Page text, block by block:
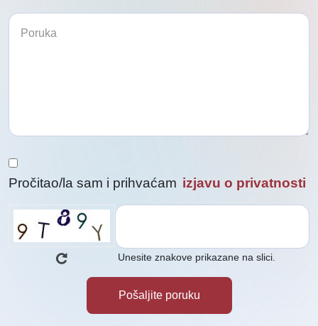
Pročitao/la sam i prihvaćam izjavu o privatnosti
Unesite znakove prikazane na slici.